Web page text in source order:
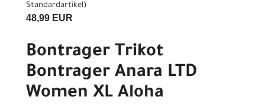
Standardartikel)
48,99 EUR
Bontrager Trikot
Bontrager Anara LTD
Women XL Aloha